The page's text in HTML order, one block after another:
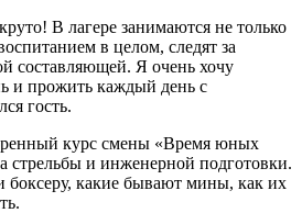
В лагере занимаются не только
в целом, следят за
составляющей. Я очень хочу
и прожить каждый день с
гость.
курс смены «Время юных
стрельбы и инженерной подготовки.
боксеру, какие бывают мины, как их